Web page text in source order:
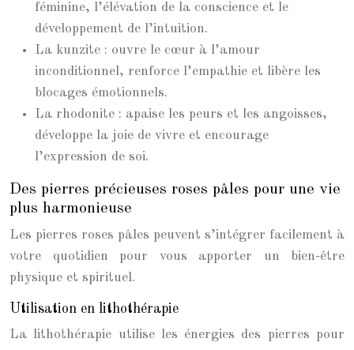
féminine, l’élévation de la conscience et le
développement de l’intuition.
La kunzite : ouvre le cœur à l’amour
inconditionnel, renforce l’empathie et libère les
blocages émotionnels.
La rhodonite : apaise les peurs et les angoisses,
développe la joie de vivre et encourage
l’expression de soi.
Des pierres précieuses roses pâles pour une vie
plus harmonieuse
Les pierres roses pâles peuvent s’intégrer facilement à
votre quotidien pour vous apporter un bien-être
physique et spirituel.
Utilisation en lithothérapie
La lithothérapie utilise les énergies des pierres pour